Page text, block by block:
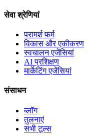
सेवा श्रेणियां
परामर्श फर्म
विकास और एकीकरण
स्वचालन एजेंसियां
AI प्रशिक्षण
मार्केटिंग एजेंसियां
संसाधन
ब्लॉग
तुलनाएं
सभी टूल्स